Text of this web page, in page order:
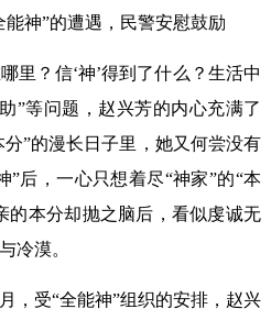
神”的遭遇，民警安慰鼓励
里？信‘神’得到了什么？生活中
”等问题，赵兴芳的内心充满了
分”的漫长日子里，她又何尝没有
”后，一心只想着尽“神家”的“本
的本分却抛之脑后，看似虔诚无
冷漠。
，受“全能神”组织的安排，赵兴